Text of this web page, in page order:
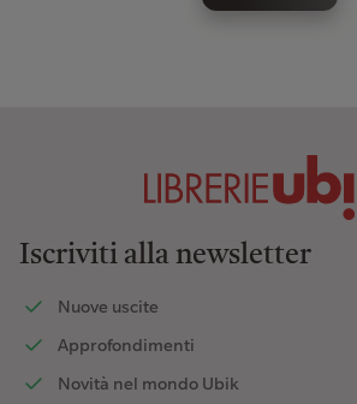
Iscriviti alla newsletter
Nuove uscite
Approfondimenti
Novità nel mondo Ubik